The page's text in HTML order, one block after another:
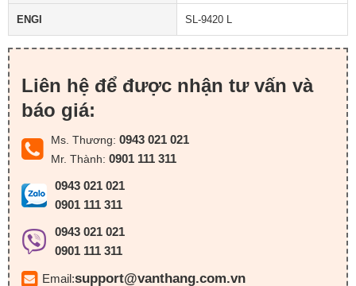
ENGI SL-9420 L
Liên hệ để được nhận tư vấn và
báo giá:
Ms. Thương: 0943 021 021
Mr. Thành: 0901 111 311
0943 021 021
0901 111 311
0943 021 021
0901 111 311
Email:support@vanthang.com.vn